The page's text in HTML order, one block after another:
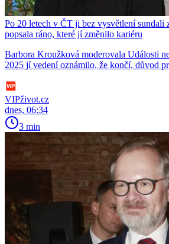
Po 20 letech v ČT ji bez vysvětlení sundali
popsala ráno, které jí změnilo kariéru
Barbora Kroužková moderovala Události
2025 jí vedení oznámilo, že končí, důvod
VIPživot.cz
dnes, 06:34
3 min